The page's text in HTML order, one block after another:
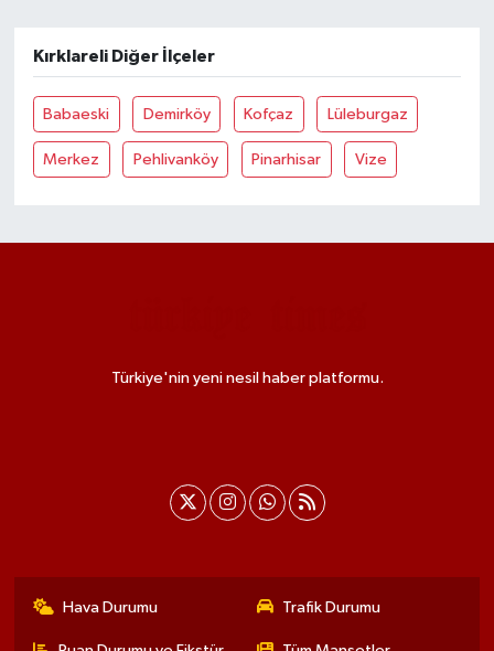
Kırklareli Diğer İlçeler
Babaeski Demirköy Kofçaz Lüleburgaz
Merkez Pehlivanköy Pinarhisar Vize
Türkiye'nin yeni nesil haber platformu.
Hava Durumu Trafik Durumu